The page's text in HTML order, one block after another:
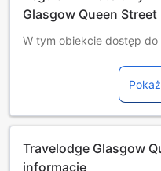
Glasgow Queen Street
W tym obiekcie dostęp
Informujemy, że
Wcześniejsze
wyrozumiałość z Państwa
booking.
Dzieci i dostawki
Travelodge Glasgow
informacje